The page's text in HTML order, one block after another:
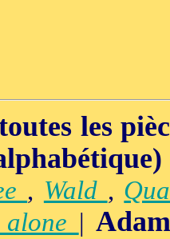
les
, Wald ,
|